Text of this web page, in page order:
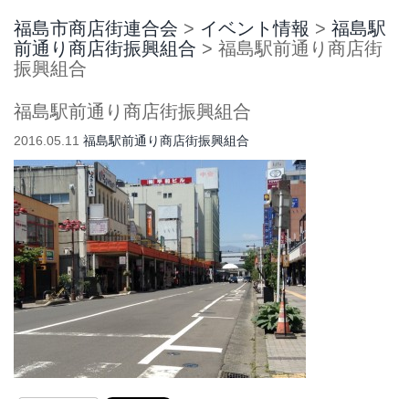
福島市商店街連合会 > イベント情報 > 福島駅
前通り商店街振興組合 > 福島駅前通り商店街
振興組合
福島駅前通り商店街振興組合
2016.05.11 福島駅前通り商店街振興組合